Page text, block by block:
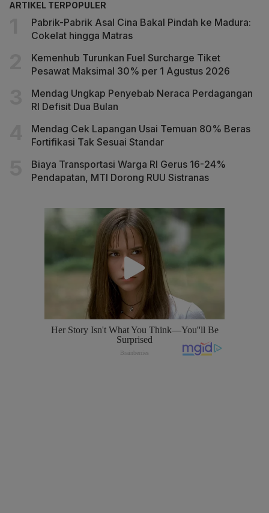
ARTIKEL TERPOPULER
Pabrik-Pabrik Asal Cina Bakal Pindah ke Madura:
Cokelat hingga Matras
Kemenhub Turunkan Fuel Surcharge Tiket
Pesawat Maksimal 30% per 1 Agustus 2026
Mendag Ungkap Penyebab Neraca Perdagangan
RI Defisit Dua Bulan
Mendag Cek Lapangan Usai Temuan 80% Beras
Fortifikasi Tak Sesuai Standar
Biaya Transportasi Warga RI Gerus 16-24%
Pendapatan, MTI Dorong RUU Sistranas